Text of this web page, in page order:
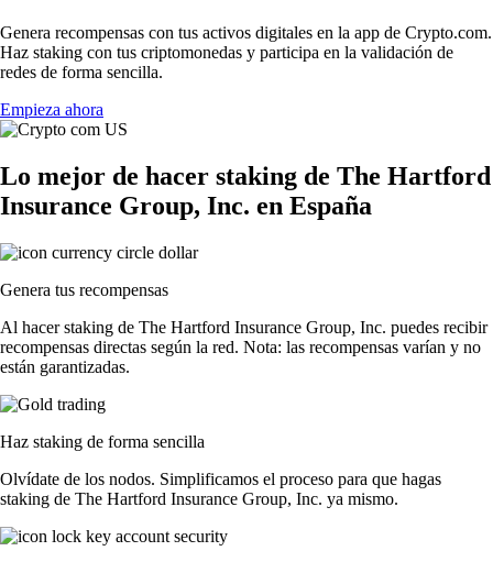
Genera recompensas con tus activos digitales en la app de Crypto.com.
Haz staking con tus criptomonedas y participa en la validación de
redes de forma sencilla.
Empieza ahora
Lo mejor de hacer staking de The Hartford
Insurance Group, Inc. en España
Genera tus recompensas
Al hacer staking de The Hartford Insurance Group, Inc. puedes recibir
recompensas directas según la red. Nota: las recompensas varían y no
están garantizadas.
Haz staking de forma sencilla
Olvídate de los nodos. Simplificamos el proceso para que hagas
staking de The Hartford Insurance Group, Inc. ya mismo.